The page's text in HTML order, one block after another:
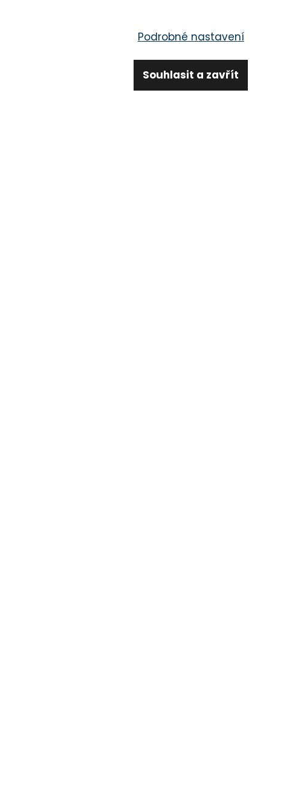
Adresa banky: Fio banka, a.s., V Celnici 1028/10, 117 21
Dodání zásilky se může v případě platby převodem o
Podrobné nastavení
Souhlasit a zavřít